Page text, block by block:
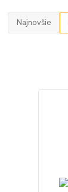
Najnovšie